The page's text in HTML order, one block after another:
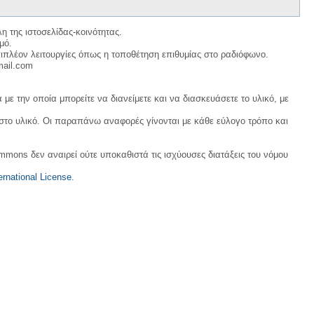
ιστοσελίδας-κοινότητας.
λειτουργίες όπως η τοποθέτηση επιθυμίας στο ραδιόφωνο.
οποία μπορείτε να διανείμετε και να διασκευάσετε το υλικό, με
υλικό. Οι παραπάνω αναφορές γίνονται με κάθε εύλογο τρόπο και
δεν αναιρεί ούτε υποκαθιστά τις ισχύουσες διατάξεις του νόμου
License.